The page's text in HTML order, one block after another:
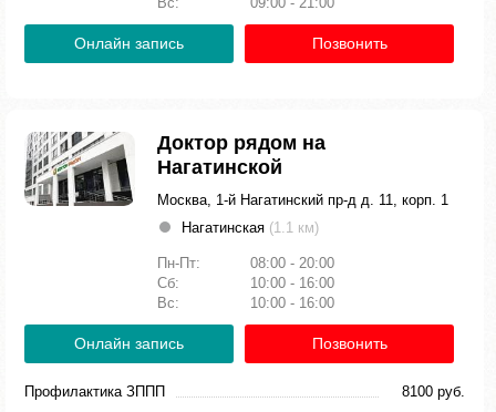
Онлайн запись Позвонить
Доктор рядом на
Нагатинской
Москва, 1-й Нагатинский пр-д д. 11, корп. 1
Нагатинская (1.1 км)
Пн-Пт:
08:00 - 20:00
Сб:
10:00 - 16:00
Вс:
10:00 - 16:00
Онлайн запись Позвонить
Профилактика ЗППП 8100 руб.